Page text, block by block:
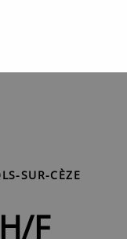
SUR-CÈZE
F